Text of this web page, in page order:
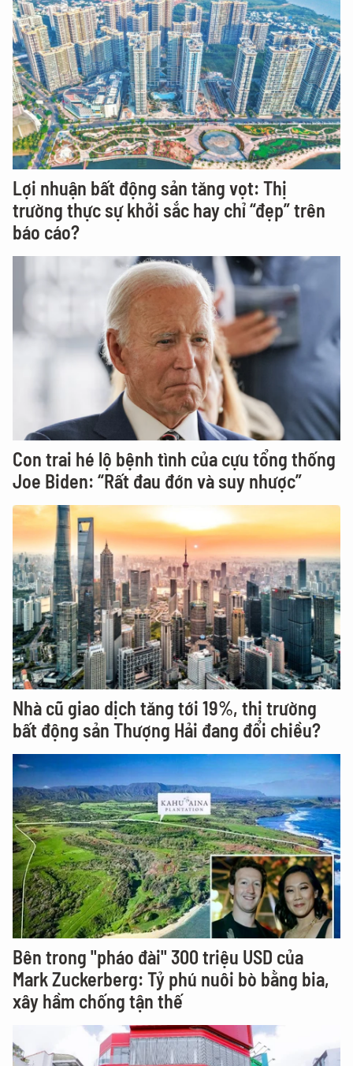
Lợi nhuận bất động sản tăng vọt: Thị
trường thực sự khởi sắc hay chỉ “đẹp” trên
báo cáo?
Con trai hé lộ bệnh tình của cựu tổng thống
Joe Biden: “Rất đau đớn và suy nhược”
Nhà cũ giao dịch tăng tới 19%, thị trường
bất động sản Thượng Hải đang đổi chiều?
Bên trong "pháo đài" 300 triệu USD của
Mark Zuckerberg: Tỷ phú nuôi bò bằng bia,
xây hầm chống tận thế